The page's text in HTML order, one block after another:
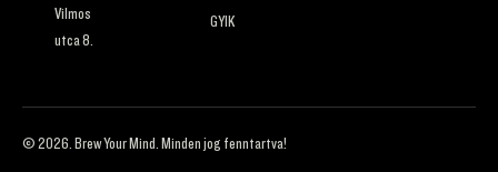
Vilmos
utca 8.
GYIK
© 2026. Brew Your Mind. Minden jog fenntartva!